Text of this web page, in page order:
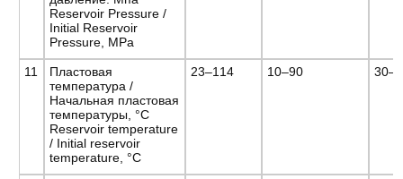
Reservoir Pressure /
Initial Reservoir
Pressure, MPa
11
Пластовая
температура /
Начальная пластовая
температуры, °С
Reservoir temperature
/ Initial reservoir
temperature, °С
23–114 10–90